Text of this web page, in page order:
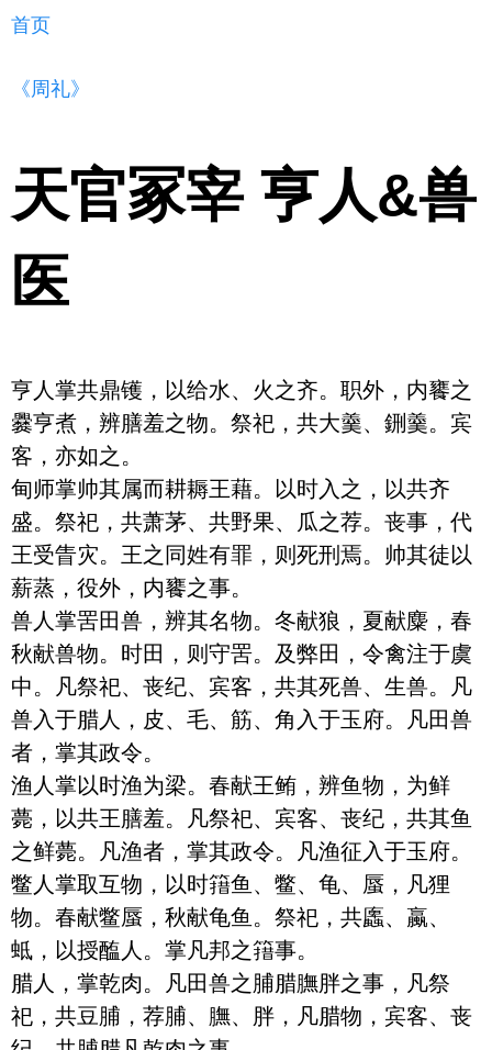
首页
《周礼》
天官冢宰 亨人&兽
医
亨人掌共鼎镬，以给水、火之齐。职外，内饔之
爨亨煮，辨膳羞之物。祭祀，共大羹、鉶羹。宾
客，亦如之。
甸师掌帅其属而耕耨王藉。以时入之，以共齐
盛。祭祀，共萧茅、共野果、瓜之荐。丧事，代
王受眚灾。王之同姓有罪，则死刑焉。帅其徒以
薪蒸，役外，内饔之事。
兽人掌罟田兽，辨其名物。冬献狼，夏献麋，春
秋献兽物。时田，则守罟。及弊田，令禽注于虞
中。凡祭祀、丧纪、宾客，共其死兽、生兽。凡
兽入于腊人，皮、毛、筋、角入于玉府。凡田兽
者，掌其政令。
渔人掌以时渔为梁。春献王鲔，辨鱼物，为鲜
薨，以共王膳羞。凡祭祀、宾客、丧纪，共其鱼
之鲜薨。凡渔者，掌其政令。凡渔征入于玉府。
鳖人掌取互物，以时簎鱼、鳖、龟、蜃，凡狸
物。春献鳖蜃，秋献龟鱼。祭祀，共蠯、蠃、
蚳，以授醢人。掌凡邦之簎事。
腊人，掌乾肉。凡田兽之脯腊膴胖之事，凡祭
祀，共豆脯，荐脯、膴、胖，凡腊物，宾客、丧